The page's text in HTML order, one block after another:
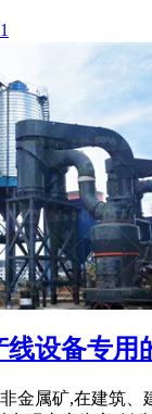
线设备专
金属矿,在建筑